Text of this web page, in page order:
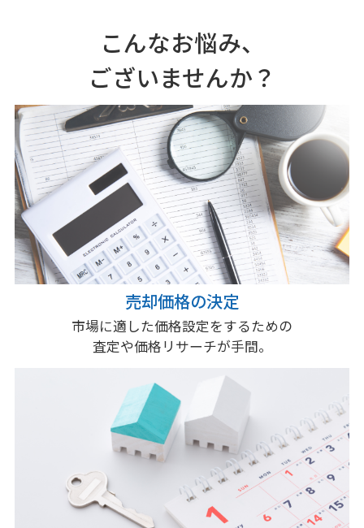
こんなお悩み、
ございませんか？
売却価格の決定
市場に適した価格設定をするための
査定や価格リサーチが手間。